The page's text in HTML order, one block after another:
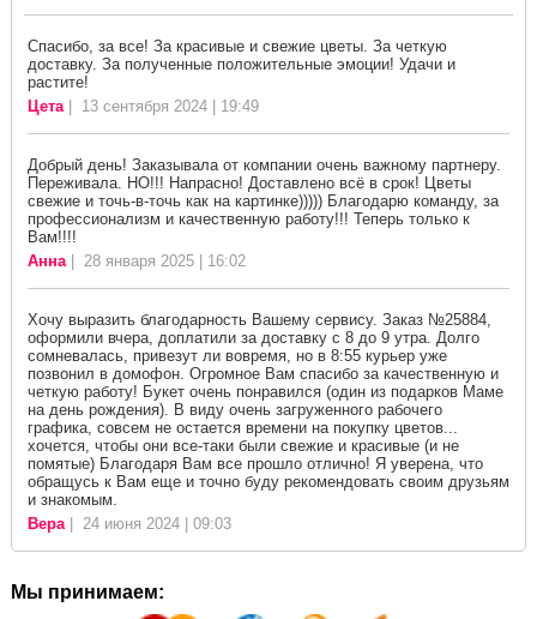
Спасибо, за все! За красивые и свежие цветы. За четкую
доставку. За полученные положительные эмоции! Удачи и
растите!
Цета| 13 сентября 2024 | 19:49
Добрый день! Заказывала от компании очень важному партнеру.
Переживала. НО!!! Напрасно! Доставлено всё в срок! Цветы
свежие и точь-в-точь как на картинке))))) Благодарю команду, за
профессионализм и качественную работу!!! Теперь только к
Вам!!!!
Анна| 28 января 2025 | 16:02
Хочу выразить благодарность Вашему сервису. Заказ №25884,
оформили вчера, доплатили за доставку с 8 до 9 утра. Долго
сомневалась, привезут ли вовремя, но в 8:55 курьер уже
позвонил в домофон. Огромное Вам спасибо за качественную и
четкую работу! Букет очень понравился (один из подарков Маме
на день рождения). В виду очень загруженного рабочего
графика, совсем не остается времени на покупку цветов...
хочется, чтобы они все-таки были свежие и красивые (и не
помятые) Благодаря Вам все прошло отлично! Я уверена, что
обращусь к Вам еще и точно буду рекомендовать своим друзьям
и знакомым.
Вера| 24 июня 2024 | 09:03
Мы принимаем: